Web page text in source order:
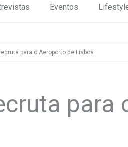
Eventos
para o Aeroporto de Lisboa
para